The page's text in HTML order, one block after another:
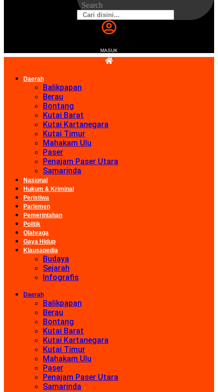
Search
MASUK
Daerah
Balikpapan
Berau
Bontang
Kutai Barat
Kutai Kartanegara
Kutai Timur
Mahakam Ulu
Paser
Penajam Paser Utara
Samarinda
Nasional
Hukum & Kriminal
Peristiwa
Parlemen
Pemerintahan
Politik
Olahraga
Gaya Hidup
Klausapedia
Budaya
Sejarah
Infografis
Daerah
Balikpapan
Berau
Bontang
Kutai Barat
Kutai Kartanegara
Kutai Timur
Mahakam Ulu
Paser
Penajam Paser Utara
Samarinda